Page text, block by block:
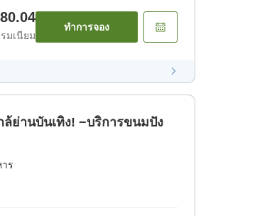
มเนียม
ทำการจอง
ล้ย่านบันเทิง! −บริการขนมปัง
ร